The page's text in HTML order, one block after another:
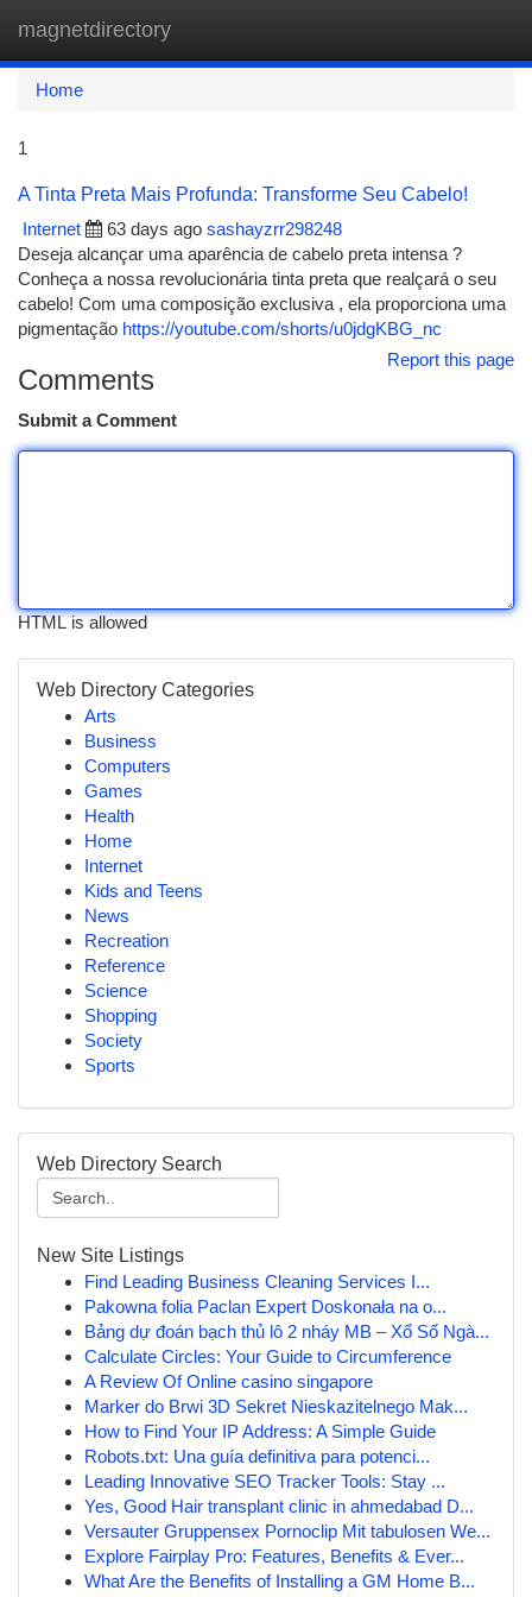
magnetdirectory
Home
1
A Tinta Preta Mais Profunda: Transforme Seu Cabelo!
Internet
63 days ago sashayzrr298248
Deseja alcançar uma aparência de cabelo preta intensa ?
Conheça a nossa revolucionária tinta preta que realçará o seu
cabelo! Com uma composição exclusiva , ela proporciona uma
pigmentação https://youtube.com/shorts/u0jdgKBG_nc
Report this page
Comments
Submit a Comment
HTML is allowed
Web Directory Categories
Arts
Business
Computers
Games
Health
Home
Internet
Kids and Teens
News
Recreation
Reference
Science
Shopping
Society
Sports
Web Directory Search
New Site Listings
Find Leading Business Cleaning Services I...
Pakowna folia Paclan Expert Doskonała na o...
Bảng dự đoán bạch thủ lô 2 nháy MB – Xổ Số Ngà...
Calculate Circles: Your Guide to Circumference
A Review Of Online casino singapore
Marker do Brwi 3D Sekret Nieskazitelnego Mak...
How to Find Your IP Address: A Simple Guide
Robots.txt: Una guía definitiva para potenci...
Leading Innovative SEO Tracker Tools: Stay ...
Yes, Good Hair transplant clinic in ahmedabad D...
Versauter Gruppensex Pornoclip Mit tabulosen We...
Explore Fairplay Pro: Features, Benefits & Ever...
What Are the Benefits of Installing a GM Home B...